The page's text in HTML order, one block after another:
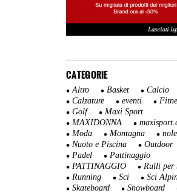
CATEGORIE
Altro Basket
Calcio
Calzature
eventi
Golf
Maxi Sport
MAXIDONNA
Moda
Montagna
Nuoto e Piscina
Outdoor
Padel
Pattinaggio
PATTINAGGIO
Rulli per
Running
Sci
Sci
Skateboard
Snowboard